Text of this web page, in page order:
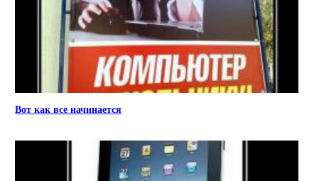
Вот как все начинается